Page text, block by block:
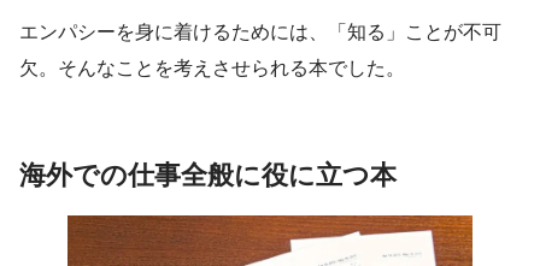
エンパシーを身に着けるためには、「知る」ことが不可
欠。そんなことを考えさせられる本でした。
海外での仕事全般に役に立つ本